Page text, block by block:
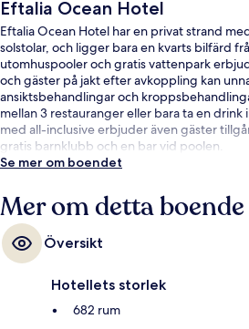
Eftalia Ocean Hotel
Eftalia Ocean Hotel har en privat strand
solstolar, och ligger bara en kvarts bilfärd
utomhuspooler och gratis vattenpark
och gäster på jakt efter avkoppling kan
ansiktsbehandlingar och
mellan 3 restauranger eller bara ta en
med all-inclusive erbjuder även gäster
gratis barnklubb och en bar vid poolen.
Se mer om boendet
Mer om detta boende
Översikt
Hotellets storlek
682 rum